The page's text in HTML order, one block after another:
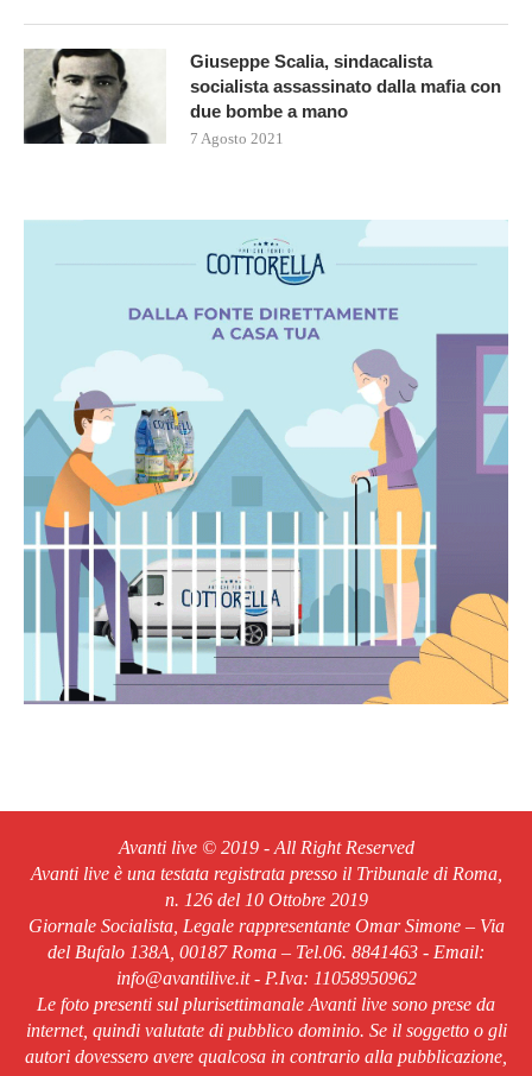
Giuseppe Scalia, sindacalista
socialista assassinato dalla mafia con
due bombe a mano
7 Agosto 2021
Avanti live © 2019 - All Right Reserved
Avanti live è una testata registrata presso il Tribunale di Roma,
n. 126 del 10 Ottobre 2019
Giornale Socialista, Legale rappresentante Omar Simone – Via
del Bufalo 138A, 00187 Roma – Tel.06. 8841463 - Email:
info@avantilive.it - P.Iva: 11058950962
Le foto presenti sul plurisettimanale Avanti live sono prese da
internet, quindi valutate di pubblico dominio. Se il soggetto o gli
autori dovessero avere qualcosa in contrario alla pubblicazione,